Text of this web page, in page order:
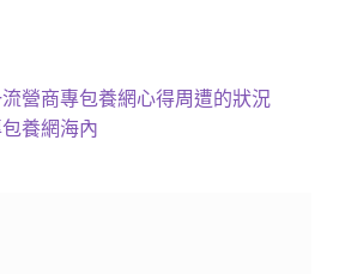
營商專包養網心得周遭的狀況
養網海內